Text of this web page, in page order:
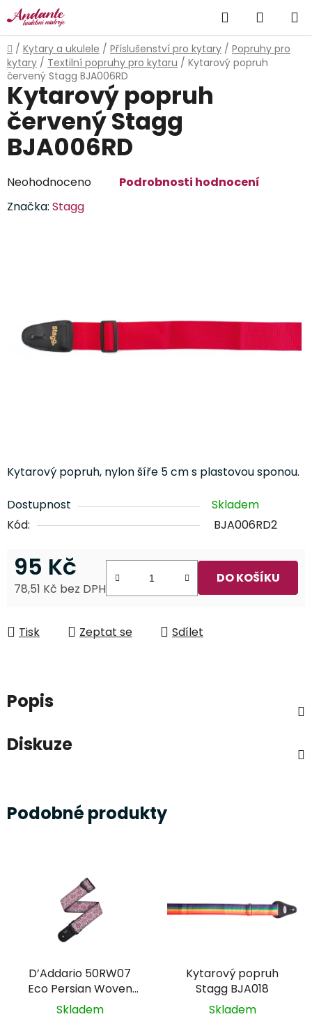
Přejít
na
obsah
Hledat
KOŠÍK
Domů
/ Kytary a ukulele / Příslušenství pro kytary / Popruhy pro
kytary / Textilní popruhy pro kytaru / Kytarový popruh
červený Stagg BJA006RD
Kytarový popruh, nylon šíře 5 cm s plastovou sponou.
Dostupnost
Skladem
Kód:
BJA006RD2
95 Kč
78,51 Kč bez DPH
DO KOŠÍKU
Tisk Zeptat se Sdílet
Kytarový popruh
červený Stagg
BJA006RD
Průměrné
produktu
Neohodnoceno
Podrobnosti hodnocení
Značka: Stagg
Popis
Diskuze
Podobné produkty
D’Addario 50RW07
Eco Persian Woven
Guitar Strap White –
Skladem
Kytarový popruh
Stagg BJA018
Skladem